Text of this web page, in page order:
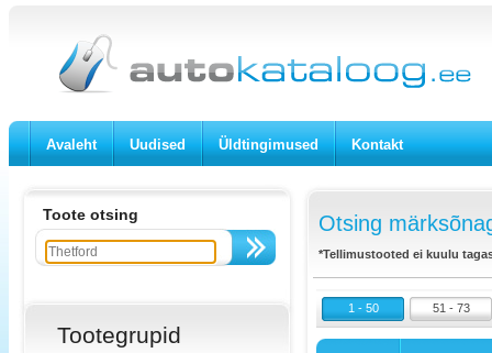
Avaleht Uudised Üldtingimused Kontakt
Toote otsing
Tootegrupid
Otsing
*Tellimustooted ei kuulu
1 - 50 51 - 73